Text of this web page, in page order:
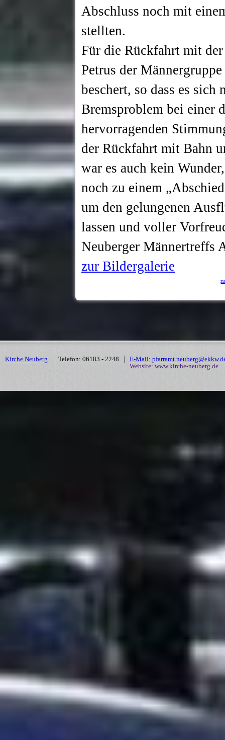
Abschluss noch mit
stellten.
Für die Rückfahrt mit
Petrus der
beschert, so dass es
Bremsproblem bei einer
hervorragenden
der Rückfahrt mit Bahn
war es auch kein
noch zu einem
um den gelungenen
lassen und voller
Neuberger Männertreffs
zur Bildergalerie
Kirche Neuberg Telefon: 06183 - 2248
E-Mail:
Website: www.kirche-neuberg.de